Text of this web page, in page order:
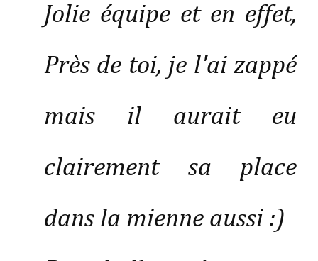
Jolie équipe et en effet,
Près de toi, je l'ai zappé
mais il aurait eu
clairement sa place
dans la mienne aussi :)